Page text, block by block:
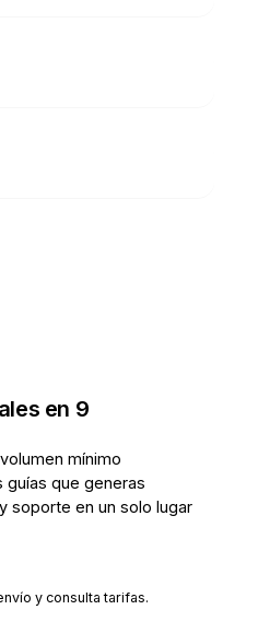
en 9
mínimo
guías que generas
soporte en un solo lugar
y consulta tarifas.